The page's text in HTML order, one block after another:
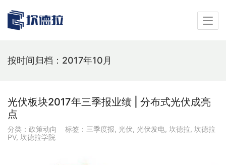
按时间归档：2017年10月
光伏板块2017年三季报业绩 | 分布式光伏成亮
点
分类： 政策动向 标签： 三季度报, 光伏, 光伏发电, 坎德拉, 坎德拉
PV, 坎德拉学院